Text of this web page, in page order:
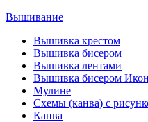
Вышивание
Вышивка крестом
Вышивка бисером
Вышивка лентами
Вышивка бисером
Мулине
Схемы (канва) с
Канва